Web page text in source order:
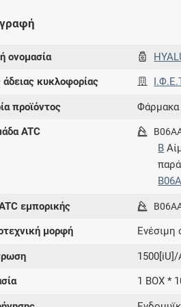
ονομασία
άδειας κυκλοφορίας
προϊόντος Φάρμακα
ATC
B
εμπορικής
μορφή Ενέσιμη
1500[iU]/
1 BOX *